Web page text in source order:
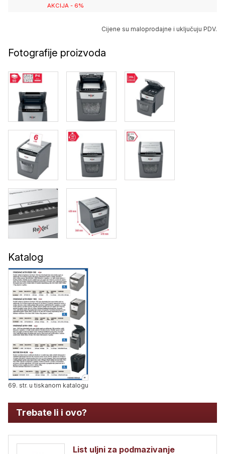
AKCIJA - 6%
Cijene su maloprodajne i uključuju PDV.
Fotografije proizvoda
Katalog
69. str. u tiskanom katalogu
Trebate li i ovo?
List uljni za podmazivanje